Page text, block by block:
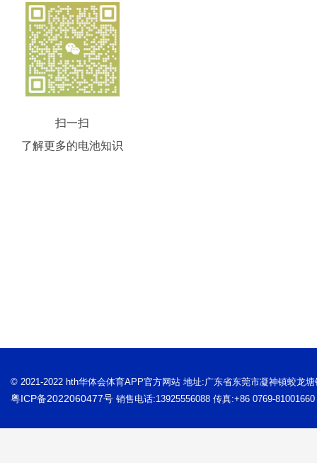
扫一扫
了解更多的电池知识
© 2021-2022 hth华体会体育APP官方网站 地址:广东省东莞市凝神镇蛟龙
粤ICP备2022060477号 销售电话:13925556088 传真:+86 0769-81001660